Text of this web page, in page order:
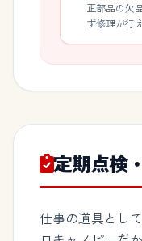
正部品の欠
ず修理が行
定期点検
仕事の道具とし